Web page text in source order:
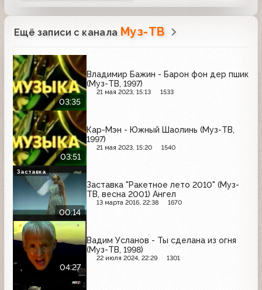
Ещё записи с канала Муз-ТВ
03:35
Владимир Бажин - Барон фон дер пшик
(Муз-ТВ, 1997)
21 мая 2023, 15:13 1533
03:51
Кар-Мэн - Южный Шаолинь (Муз-ТВ,
1997)
21 мая 2023, 15:20 1540
00:14
Заставка "Ракетное лето 2010" (Муз-
ТВ, весна 2001) Ангел
13 марта 2016, 22:38 1670
Заставка
04:27
Вадим Усланов - Ты сделана из огня
(Муз-ТВ, 1998)
22 июля 2024, 22:29 1301